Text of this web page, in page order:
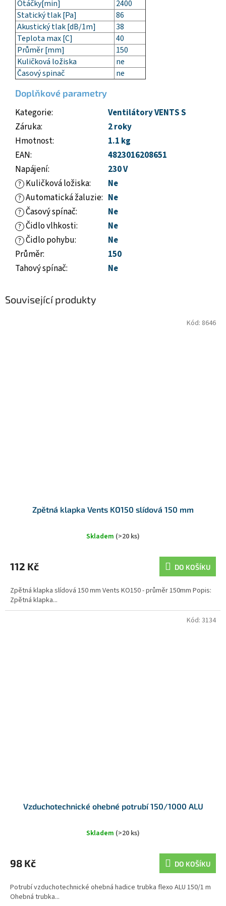
Otáčky[min]
2400
Statický tlak [Pa]
86
Akustický tlak [dB/1m]
38
Teplota max [C]
40
Průměr [mm]
150
Kuličková ložiska
ne
Časový spinač
ne
Doplňkové parametry
Kategorie:
Ventilátory VENTS S
Záruka:
2 roky
Hmotnost:
1.1 kg
EAN:
4823016208651
Napájení: 230 V
? Kuličková ložiska: Ne
? Automatická žaluzie: Ne
? Časový spínač: Ne
? Čidlo vlhkosti: Ne
? Čidlo pohybu:
Ne
Průměr:
150
Tahový spínač: Ne
Související produkty
Zpětná klapka Vents KO150 slídová 150 mm
Skladem (>20 ks)
112 Kč DO KOŠÍKU
Zpětná klapka slídová 150 mm Vents KO150 - průměr 150mm Popis:
Zpětná klapka...
Kód: 8646
Vzduchotechnické ohebné potrubí 150/1000 ALU
Skladem (>20 ks)
98 Kč DO KOŠÍKU
Potrubí vzduchotechnické ohebná hadice trubka flexo ALU 150/1 m
Ohebná trubka...
Kód: 3134